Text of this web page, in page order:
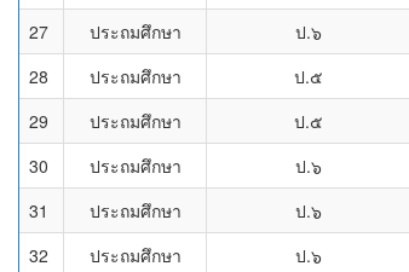
27
ประถมศึกษา ป.๖
28
ประถมศึกษา ป.๕
29
ประถมศึกษา ป.๕
30
ประถมศึกษา ป.๖
31
ประถมศึกษา ป.๖
32
ประถมศึกษา ป.๖